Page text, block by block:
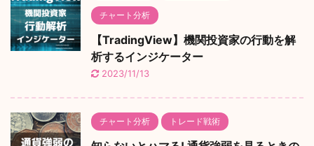
チャート分析
【TradingView】機関投資家の行動を解
析するインジケーター
2023/11/13
チャート分析 トレード戦術